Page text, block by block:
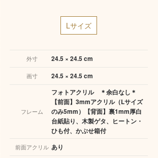
Lサイズ
外寸 24.5 × 24.5 cm
画寸 24.5 × 24.5 cm
フレーム
フォトアクリル ＊余白なし＊
【前面】3mmアクリル（Lサイズ
のみ5mm）【背面】裏1mm厚白
台紙貼り、木製ゲタ、ヒートン・
ひも付、かぶせ箱付
前面アクリル あり